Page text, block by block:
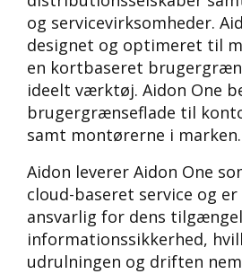
og servicevirksomheder.
designet og optimeret til
en kortbaseret
ideelt værktøj. Aidon One
brugergrænseflade til
samt montørerne i marken.
Aidon leverer Aidon One
cloud-baseret service og
ansvarlig for dens
informationssikkerhed,
udrulningen og driften